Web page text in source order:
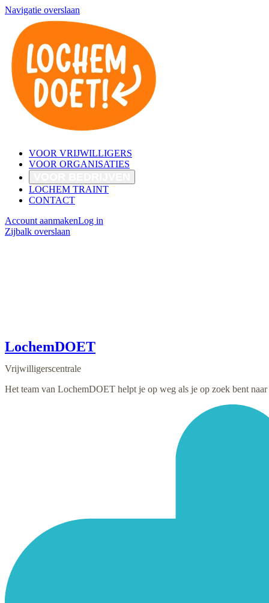
Navigatie overslaan
VOOR VRIJWILLIGERS
VOOR ORGANISATIES
LOCHEM TRAINT
CONTACT
Account aanmakenLog in
Zijbalk overslaan
LochemDOET
Vrijwilligerscentrale
Het team van LochemDOET helpt je op weg als je op zoek bent